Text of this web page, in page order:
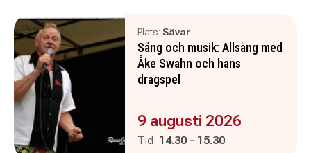
Plats: Sävar
Sång och musik: Allsång med
Åke Swahn och hans
dragspel
Evenemanget är :
9 augusti 2026
Tid: Pågår mellan
14.30 - och
15.30